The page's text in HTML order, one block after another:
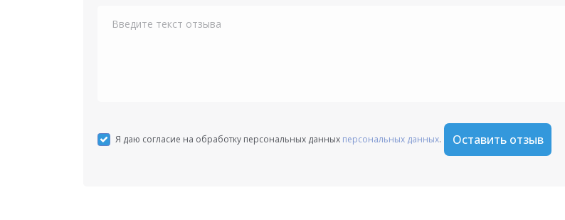
Я даю согласие на обработку персональных данных персональных данных. Оставить отзыв